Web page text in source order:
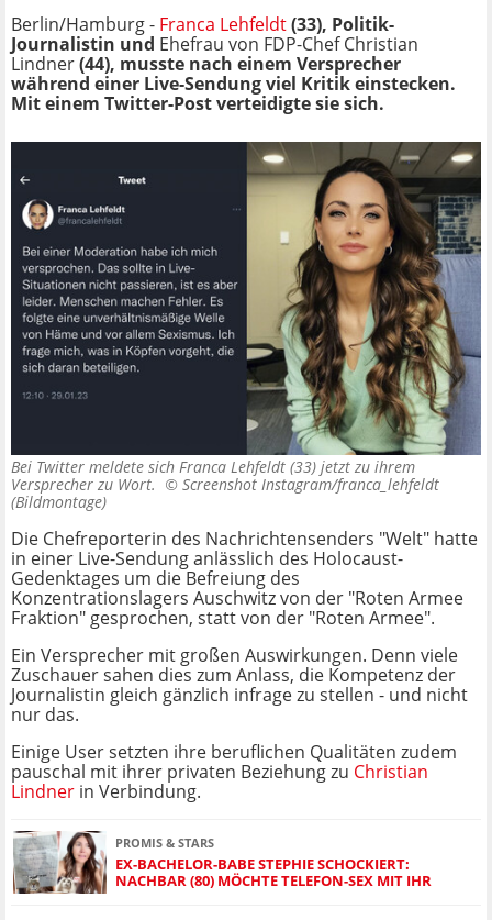
Berlin/Hamburg - Franca Lehfeldt(33), Politik-
Journalistin und Ehefrau von FDP-Chef Christian
Lindner(44), musste nach einem Versprecher
während einer Live-Sendung viel Kritik einstecken.
Mit einem Twitter-Post verteidigte sie sich.
Bei Twitter meldete sich Franca Lehfeldt (33) jetzt zu ihrem
Versprecher zu Wort. © Screenshot Instagram/franca_lehfeldt
(Bildmontage)
Die Chefreporterin des Nachrichtensenders "Welt" hatte
in einer Live-Sendung anlässlich des Holocaust-
Gedenktages um die Befreiung des
Konzentrationslagers Auschwitz von der "Roten Armee
Fraktion" gesprochen, statt von der "Roten Armee".
Ein Versprecher mit großen Auswirkungen. Denn viele
Zuschauer sahen dies zum Anlass, die Kompetenz der
Journalistin gleich gänzlich infrage zu stellen - und nicht
nur das.
Einige User setzten ihre beruflichen Qualitäten zudem
pauschal mit ihrer privaten Beziehung zu Christian
Lindner in Verbindung.
PROMIS & STARS
EX-BACHELOR-BABE STEPHIE SCHOCKIERT:
NACHBAR (80) MÖCHTE TELEFON-SEX MIT IHR